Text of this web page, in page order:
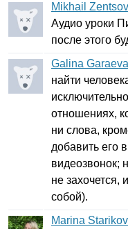
Mikhail Zentsov
Аудио уроки
после этого
Galina Garaeva
найти
отношениях,
ни слова,
добавить его
видеозвонок;
не захочется,
собой).
Marina